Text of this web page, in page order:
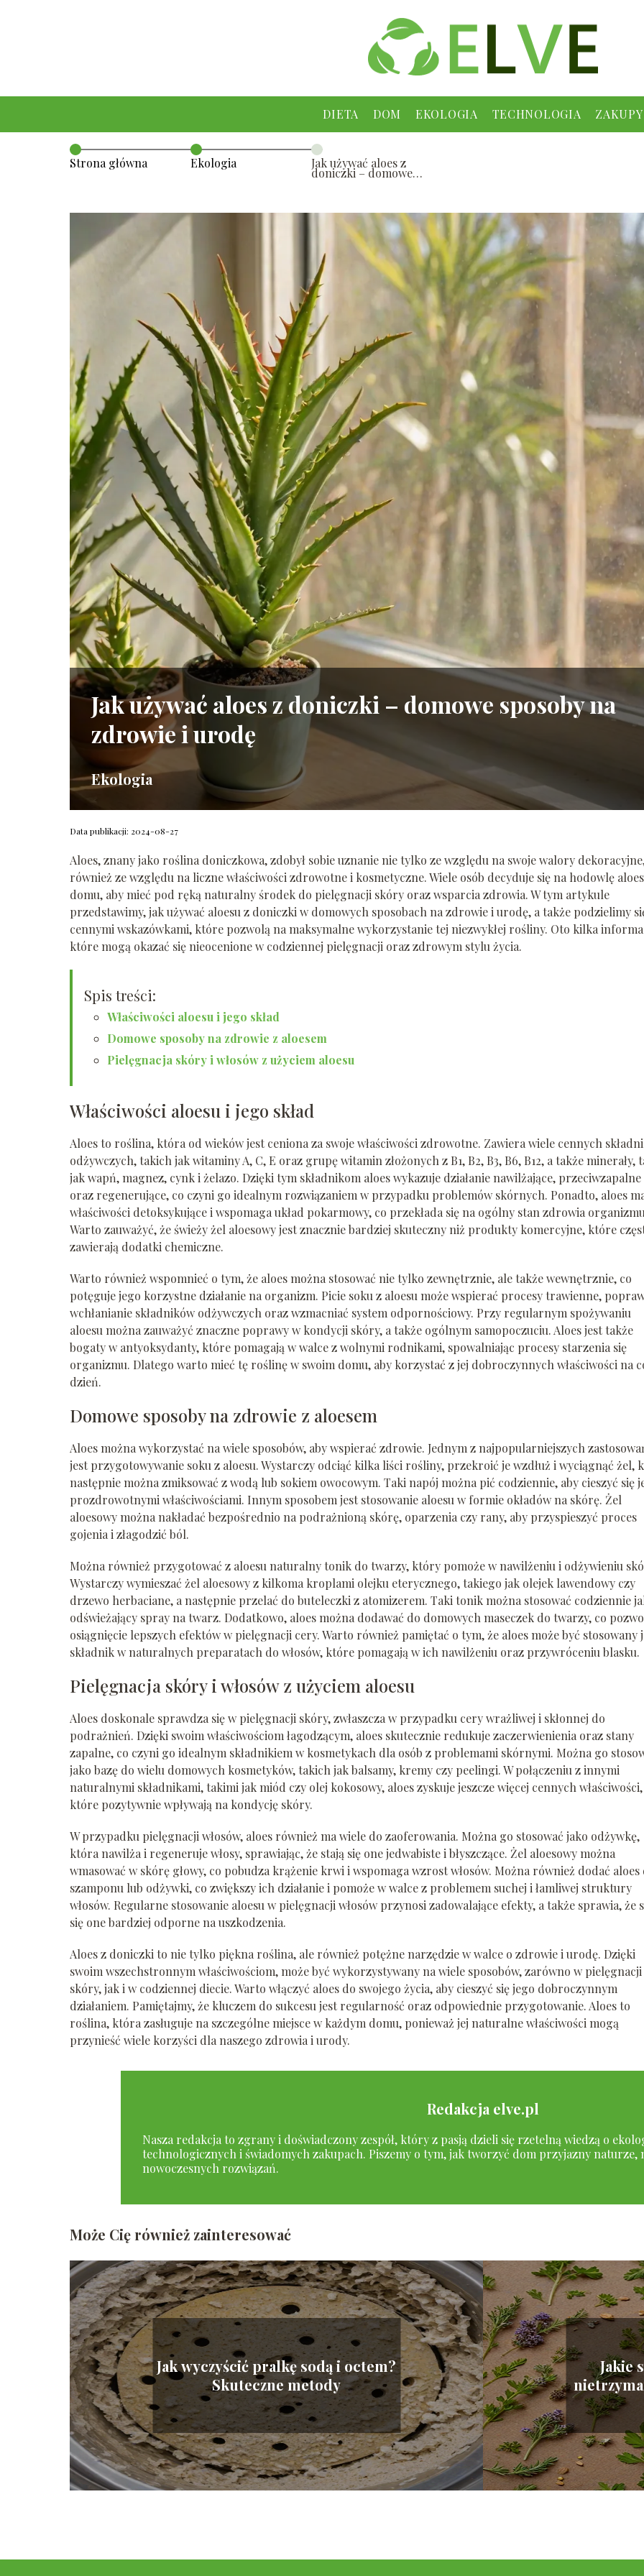
DIETA DOM EKOLOGIA TECHNOLOGIA ZAKUPY
Strona główna Ekologia Jak używać aloes z
doniczki – domowe
sposoby na zdrowie i
Jak używać aloes z doniczki – domowe sposoby na
zdrowie i urodę
Ekologia
Data publikacji: 2024-08-27
Aloes, znany jako roślina doniczkowa, zdobył sobie uznanie nie tylko ze względu na swoje walory
również ze względu na liczne właściwości zdrowotne i kosmetyczne. Wiele osób decyduje się na hodowlę
domu, aby mieć pod ręką naturalny środek do pielęgnacji skóry oraz wsparcia zdrowia. W tym artykule
przedstawimy, jak używać aloesu z doniczki w domowych sposobach na zdrowie i urodę, a także podzielimy
cennymi wskazówkami, które pozwolą na maksymalne wykorzystanie tej niezwykłej rośliny. Oto kilka
które mogą okazać się nieocenione w codziennej pielęgnacji oraz zdrowym stylu życia.
Spis treści:
Właściwości aloesu i jego skład
Domowe sposoby na zdrowie z aloesem
Pielęgnacja skóry i włosów z użyciem aloesu
Właściwości aloesu i jego skład
Aloes to roślina, która od wieków jest ceniona za swoje właściwości zdrowotne. Zawiera wiele cennych
odżywczych, takich jak witaminy A, C, E oraz grupę witamin złożonych z B1, B2, B3, B6, B12, a także minerały,
jak wapń, magnez, cynk i żelazo. Dzięki tym składnikom aloes wykazuje działanie nawilżające, przeciwzapalne
oraz regenerujące, co czyni go idealnym rozwiązaniem w przypadku problemów skórnych. Ponadto, aloes
właściwości detoksykujące i wspomaga układ pokarmowy, co przekłada się na ogólny stan zdrowia
Warto zauważyć, że świeży żel aloesowy jest znacznie bardziej skuteczny niż produkty komercyjne, które
zawierają dodatki chemiczne.
Warto również wspomnieć o tym, że aloes można stosować nie tylko zewnętrznie, ale także wewnętrznie, co
potęguje jego korzystne działanie na organizm. Picie soku z aloesu może wspierać procesy trawienne,
wchłanianie składników odżywczych oraz wzmacniać system odpornościowy. Przy regularnym spożywaniu
aloesu można zauważyć znaczne poprawy w kondycji skóry, a także ogólnym samopoczuciu. Aloes jest także
bogaty w antyoksydanty, które pomagają w walce z wolnymi rodnikami, spowalniając procesy starzenia się
organizmu. Dlatego warto mieć tę roślinę w swoim domu, aby korzystać z jej dobroczynnych właściwości na
dzień.
Domowe sposoby na zdrowie z aloesem
Aloes można wykorzystać na wiele sposobów, aby wspierać zdrowie. Jednym z najpopularniejszych
jest przygotowywanie soku z aloesu. Wystarczy odciąć kilka liści rośliny, przekroić je wzdłuż i wyciągnąć żel,
następnie można zmiksować z wodą lub sokiem owocowym. Taki napój można pić codziennie, aby cieszyć się
prozdrowotnymi właściwościami. Innym sposobem jest stosowanie aloesu w formie okładów na skórę. Żel
aloesowy można nakładać bezpośrednio na podrażnioną skórę, oparzenia czy rany, aby przyspieszyć proces
gojenia i złagodzić ból.
Można również przygotować z aloesu naturalny tonik do twarzy, który pomoże w nawilżeniu i odżywieniu
Wystarczy wymieszać żel aloesowy z kilkoma kroplami olejku eterycznego, takiego jak olejek lawendowy czy
drzewo herbaciane, a następnie przelać do buteleczki z atomizerem. Taki tonik można stosować codziennie
odświeżający spray na twarz. Dodatkowo, aloes można dodawać do domowych maseczek do twarzy, co
osiągnięcie lepszych efektów w pielęgnacji cery. Warto również pamiętać o tym, że aloes może być stosowany
składnik w naturalnych preparatach do włosów, które pomagają w ich nawilżeniu oraz przywróceniu blasku.
Pielęgnacja skóry i włosów z użyciem aloesu
Aloes doskonale sprawdza się w pielęgnacji skóry, zwłaszcza w przypadku cery wrażliwej i skłonnej do
podrażnień. Dzięki swoim właściwościom łagodzącym, aloes skutecznie redukuje zaczerwienienia oraz stany
zapalne, co czyni go idealnym składnikiem w kosmetykach dla osób z problemami skórnymi. Można go
jako bazę do wielu domowych kosmetyków, takich jak balsamy, kremy czy peelingi. W połączeniu z innymi
naturalnymi składnikami, takimi jak miód czy olej kokosowy, aloes zyskuje jeszcze więcej cennych właściwości,
które pozytywnie wpływają na kondycję skóry.
W przypadku pielęgnacji włosów, aloes również ma wiele do zaoferowania. Można go stosować jako odżywkę,
która nawilża i regeneruje włosy, sprawiając, że stają się one jedwabiste i błyszczące. Żel aloesowy można
wmasować w skórę głowy, co pobudza krążenie krwi i wspomaga wzrost włosów. Można również dodać aloes
szamponu lub odżywki, co zwiększy ich działanie i pomoże w walce z problemem suchej i łamliwej struktury
włosów. Regularne stosowanie aloesu w pielęgnacji włosów przynosi zadowalające efekty, a także sprawia, że
się one bardziej odporne na uszkodzenia.
Aloes z doniczki to nie tylko piękna roślina, ale również potężne narzędzie w walce o zdrowie i urodę. Dzięki
swoim wszechstronnym właściwościom, może być wykorzystywany na wiele sposobów, zarówno w pielęgnacji
skóry, jak i w codziennej diecie. Warto włączyć aloes do swojego życia, aby cieszyć się jego dobroczynnym
działaniem. Pamiętajmy, że kluczem do sukcesu jest regularność oraz odpowiednie przygotowanie. Aloes to
roślina, która zasługuje na szczególne miejsce w każdym domu, ponieważ jej naturalne właściwości mogą
przynieść wiele korzyści dla naszego zdrowia i urody.
Redakcja elve.pl
Nasza redakcja to zgrany i doświadczony zespół, który z pasją dzieli się rzetelną wiedzą o
technologicznych i świadomych zakupach. Piszemy o tym, jak tworzyć dom przyjazny naturze,
nowoczesnych rozwiązań.
Może Cię również zainteresować
Jak wyczyścić pralkę sodą i octem?
Skuteczne metody
Jakie